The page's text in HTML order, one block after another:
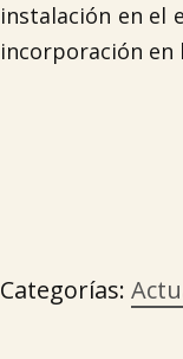
instalación en el
incorporación en
Categorías: